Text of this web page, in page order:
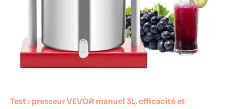
Test : presseur VEVOR manuel 3L, efficacité et